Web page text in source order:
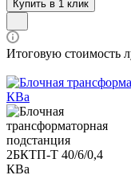
Купить в 1 клик
Итоговую стоимость